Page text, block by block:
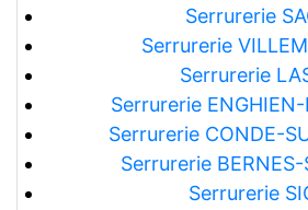
Serrurerie
Serrurerie
Serrurerie
Serrurerie
Serrurerie CONDE-
Serrurerie BERNES-
Serrurerie